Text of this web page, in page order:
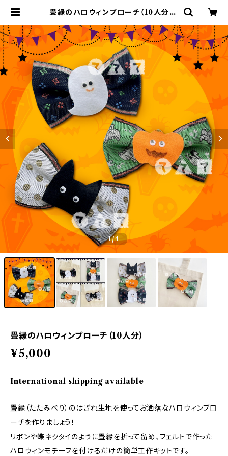
畳縁のハロウィンブローチ（10人分） |
1/4
畳縁のハロウィンブローチ（10人分）
¥5,000
International shipping available
畳縁（たたみべり）のはぎれ生地を使ってお洒落なハロウィンブロ
ーチを作りましょう！
リボンや蝶ネクタイのように畳縁を折って留め、フェルトで作った
ハロウィンモチーフを付けるだけの簡単工作キットです。